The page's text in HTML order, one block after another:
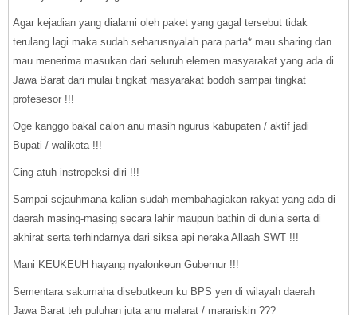
Agar kejadian yang dialami oleh paket yang gagal tersebut tidak
terulang lagi maka sudah seharusnyalah para parta* mau sharing dan
mau menerima masukan dari seluruh elemen masyarakat yang ada di
Jawa Barat dari mulai tingkat masyarakat bodoh sampai tingkat
profesesor !!!
Oge kanggo bakal calon anu masih ngurus kabupaten / aktif jadi
Bupati / walikota !!!
Cing atuh instropeksi diri !!!
Sampai sejauhmana kalian sudah membahagiakan rakyat yang ada di
daerah masing-masing secara lahir maupun bathin di dunia serta di
akhirat serta terhindarnya dari siksa api neraka Allaah SWT !!!
Mani KEUKEUH hayang nyalonkeun Gubernur !!!
Sementara sakumaha disebutkeun ku BPS yen di wilayah daerah
Jawa Barat teh puluhan juta anu malarat / marariskin ???